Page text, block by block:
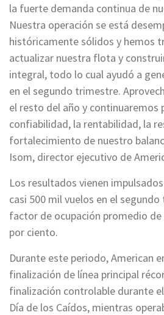
la fuerte demanda continua de
Nuestra operación se está
históricamente sólidos y hemos
actualizar nuestra flota y
integral, todo lo cual ayudó a
en el segundo trimestre.
el resto del año y continuaremos
confiabilidad, la rentabilidad, la
fortalecimiento de nuestro
Isom, director ejecutivo de
Los resultados vienen
casi 500 mil vuelos en el
factor de ocupación promedio
por ciento.
Durante este periodo, American
finalización de línea principal
finalización controlable durante
Día de los Caídos, mientras